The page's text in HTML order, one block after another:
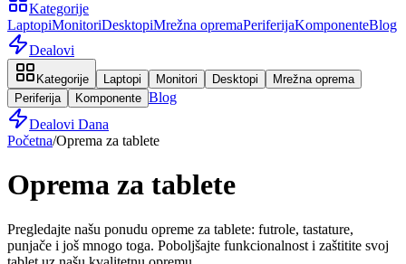
Kategorije
LaptopiMonitoriDesktopiMrežna opremaPeriferijaKomponenteBlog
Dealovi
Kategorije Laptopi Monitori Desktopi
Mrežna oprema
Periferija
Komponente Blog
Dealovi Dana
Početna/Oprema za tablete
Oprema za tablete
Pregledajte našu ponudu opreme za tablete: futrole, tastature,
punjače i još mnogo toga. Poboljšajte funkcionalnost i zaštitite svoj